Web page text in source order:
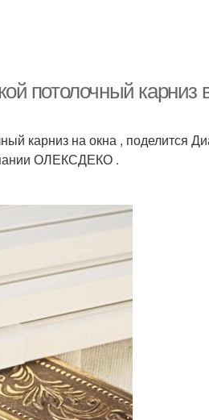
потолочный карниз
карниз на окна , поделится
ОЛЕКСДЕКО .